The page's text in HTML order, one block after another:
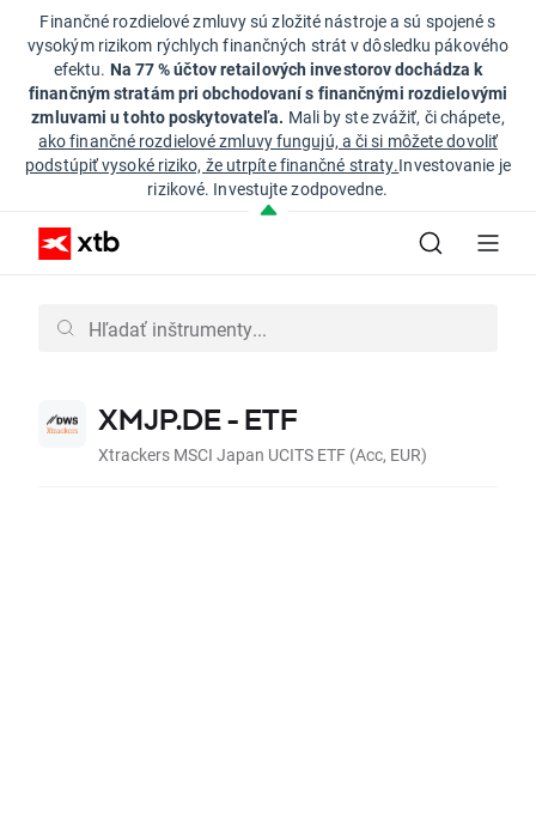
Finančné rozdielové zmluvy sú zložité nástroje a sú spojené s
vysokým rizikom rýchlych finančných strát v dôsledku pákového
efektu. Na 77 % účtov retailových investorov dochádza k
finančným stratám pri obchodovaní s finančnými rozdielovými
zmluvami u tohto poskytovateľa. Mali by ste zvážiť, či chápete,
ako finančné rozdielové zmluvy fungujú, a či si môžete dovoliť
podstúpiť vysoké riziko, že utrpíte finančné straty.Investovanie je
rizikové. Investujte zodpovedne.
XMJP.DE - ETF
Xtrackers MSCI Japan UCITS ETF (Acc, EUR)